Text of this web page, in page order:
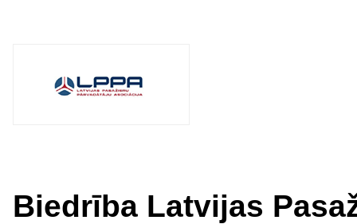
Biedrība Latvijas